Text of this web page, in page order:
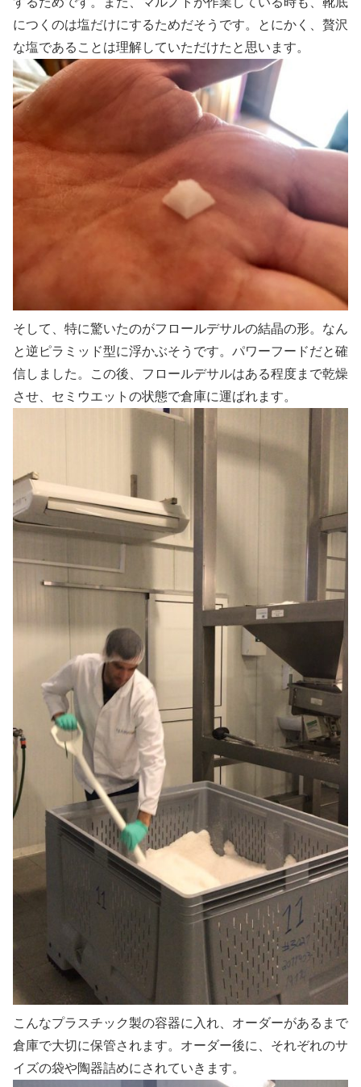
につくのは塩だけにするためだそうです。とにかく、贅沢
な塩であることは理解していただけたと思います。
そして、特に驚いたのがフロールデサルの結晶の形。なん
と逆ピラミッド型に浮かぶそうです。パワーフードだと確
信しました。この後、フロールデサルはある程度まで乾燥
させ、セミウエットの状態で倉庫に運ばれます。
こんなプラスチック製の容器に入れ、オーダーがあるまで
倉庫で大切に保管されます。オーダー後に、それぞれのサ
イズの袋や陶器詰めにされていきます。